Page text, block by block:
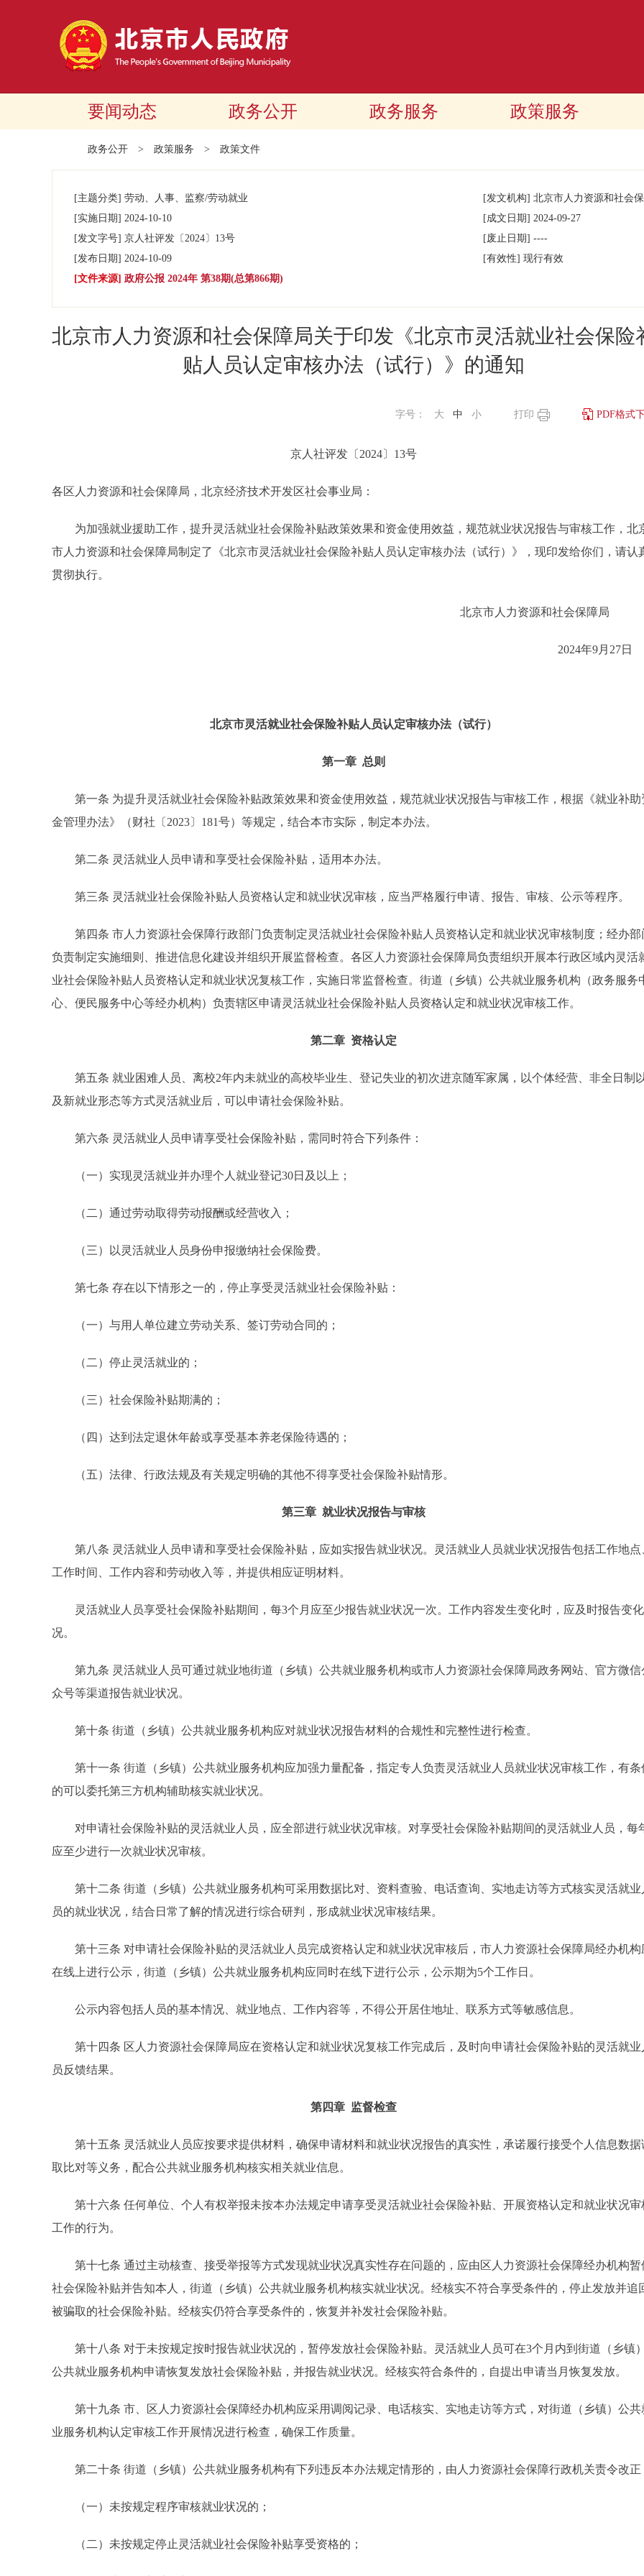
要闻动态 政务公开 政务服务 政策服务
政务公开 > 政策服务 > 政策文件
[主题分类] 劳动、人事、监察/劳动就业 [发文机构] 北京市人力资源和社会
[实施日期] 2024-10-10 [成文日期] 2024-09-27
[发文字号] 京人社评发 〔2024〕 13号 [废止日期] ----
[发布日期] 2024-10-09 [有效性] 现行有效
[文件来源] 政府公报 2024年 第38期(总第866期)
北京市人力资源和社会保障局关于印发《北京市灵活就业社会保险
贴人员认定审核办法（试行）》的通知
PDF格式
打印
字号： 大 中 小
京人社评发〔2024〕13号
各区人力资源和社会保障局，北京经济技术开发区社会事业局：
为加强就业援助工作，提升灵活就业社会保险补贴政策效果和资金使用效益，规范就业状况报告与审核工作， 北
市人力资源和社会保障局制定了《北京市灵活就业社会保险补贴人员认定审核办法（试行）》，现印发给你们，请认
贯彻执行。
北京市人力资源和社会保障
2024年9月27
北京市灵活就业社会保险补贴人员认定审核办法（试行）
第一章 总则
第一条 为提升灵活就业社会保险补贴政策效果和资金使用效益，规范就业状况报告与审核工作，根据《就业补助
金管理办法》（财社〔2023〕181号）等规定，结合本市实际，制定本办法。
第二条 灵活就业人员申请和享受社会保险补贴，适用本办法。
第三条 灵活就业社会保险补贴人员资格认定和就业状况审核，应当严格履行申请、报告、审核、公示等程序。
第四条 市人力资源社会保障行政部门负责制定灵活就业社会保险补贴人员资格认定和就业状况审核制度；经办部
负责制定实施细则、推进信息化建设并组织开展监督检查。各区人力资源社会保障局负责组织开展本行政区域内灵活
业社会保险补贴人员资格认定和就业状况复核工作，实施日常监督检查。街道（乡镇）公共就业服务机构（政务服务
心、便民服务中心等经办机构）负责辖区申请灵活就业社会保险补贴人员资格认定和就业状况审核工作。
第二章 资格认定
第五条 就业困难人员、离校2年内未就业的高校毕业生、登记失业的初次进京随军家属，以个体经营、非全日制
及新就业形态等方式灵活就业后，可以申请社会保险补贴。
第六条 灵活就业人员申请享受社会保险补贴，需同时符合下列条件：
（一）实现灵活就业并办理个人就业登记30日及以上；
（二）通过劳动取得劳动报酬或经营收入；
（三）以灵活就业人员身份申报缴纳社会保险费。
第七条 存在以下情形之一的，停止享受灵活就业社会保险补贴：
（一）与用人单位建立劳动关系、签订劳动合同的；
（二）停止灵活就业的；
（三）社会保险补贴期满的；
（四）达到法定退休年龄或享受基本养老保险待遇的；
（五）法律、行政法规及有关规定明确的其他不得享受社会保险补贴情形。
第三章 就业状况报告与审核
第八条 灵活就业人员申请和享受社会保险补贴，应如实报告就业状况。灵活就业人员就业状况报告包括工作地点
工作时间、工作内容和劳动收入等，并提供相应证明材料。
灵活就业人员享受社会保险补贴期间，每3个月应至少报告就业状况一次。工作内容发生变化时，应及时报告变
况。
第九条 灵活就业人员可通过就业地街道（乡镇）公共就业服务机构或市人力资源社会保障局政务网站、官方微信
众号等渠道报告就业状况。
第十条 街道（乡镇）公共就业服务机构应对就业状况报告材料的合规性和完整性进行检查。
第十一条 街道（乡镇）公共就业服务机构应加强力量配备，指定专人负责灵活就业人员就业状况审核工作，有条
的可以委托第三方机构辅助核实就业状况。
对申请社会保险补贴的灵活就业人员，应全部进行就业状况审核。对享受社会保险补贴期间的灵活就业人员，每
应至少进行一次就业状况审核。
第十二条 街道（乡镇）公共就业服务机构可采用数据比对、资料查验、电话查询、实地走访等方式核实灵活就业
员的就业状况，结合日常了解的情况进行综合研判，形成就业状况审核结果。
第十三条 对申请社会保险补贴的灵活就业人员完成资格认定和就业状况审核后，市人力资源社会保障局经办机构
在线上进行公示，街道（乡镇）公共就业服务机构应同时在线下进行公示，公示期为5个工作日。
公示内容包括人员的基本情况、就业地点、工作内容等，不得公开居住地址、联系方式等敏感信息。
第十四条 区人力资源社会保障局应在资格认定和就业状况复核工作完成后，及时向申请社会保险补贴的灵活就业
员反馈结果。
第四章 监督检查
第十五条 灵活就业人员应按要求提供材料，确保申请材料和就业状况报告的真实性，承诺履行接受个人信息数据
取比对等义务，配合公共就业服务机构核实相关就业信息。
第十六条 任何单位、个人有权举报未按本办法规定申请享受灵活就业社会保险补贴、开展资格认定和就业状况审
工作的行为。
第十七条 通过主动核查、接受举报等方式发现就业状况真实性存在问题的，应由区人力资源社会保障经办机构暂
社会保险补贴并告知本人，街道（乡镇）公共就业服务机构核实就业状况。经核实不符合享受条件的，停止发放并追
被骗取的社会保险补贴。经核实仍符合享受条件的，恢复并补发社会保险补贴。
第十八条 对于未按规定按时报告就业状况的，暂停发放社会保险补贴。灵活就业人员可在3个月内到街道（乡镇
公共就业服务机构申请恢复发放社会保险补贴，并报告就业状况。经核实符合条件的，自提出申请当月恢复发放。
第十九条 市、区人力资源社会保障经办机构应采用调阅记录、电话核实、实地走访等方式，对街道（乡镇）公共
业服务机构认定审核工作开展情况进行检查，确保工作质量。
第二十条 街道（乡镇）公共就业服务机构有下列违反本办法规定情形的，由人力资源社会保障行政机关责令改正
（一）未按规定程序审核就业状况的；
（二）未按规定停止灵活就业社会保险补贴享受资格的；